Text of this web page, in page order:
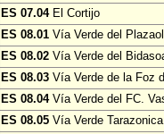
ES 07.04El Cortijo
ES 08.01 Vía Verde del
ES 08.02 Vía Verde del
ES 08.03 Vía Verde de la Foz
ES 08.04Vía Verde del FC.
ES 08.05 Vía Verde